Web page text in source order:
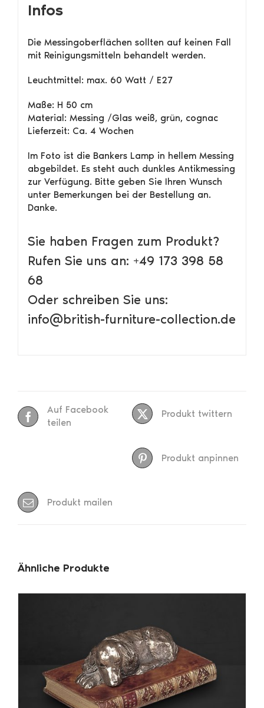
Infos
Die Messingoberflächen sollten auf keinen Fall
mit Reinigungsmitteln behandelt werden.
Leuchtmittel: max. 60 Watt / E27
Maße: H 50 cm
Material: Messing /Glas weiß, grün, cognac
Lieferzeit: Ca. 4 Wochen
Im Foto ist die Bankers Lamp in hellem Messing
abgebildet. Es steht auch dunkles Antikmessing
zur Verfügung. Bitte geben Sie Ihren Wunsch
unter Bemerkungen bei der Bestellung an.
Danke.
Sie haben Fragen zum Produkt?
Rufen Sie uns an: +49 173 398 58
68
Oder schreiben Sie uns:
info@british-furniture-collection.de
Auf Facebook
teilen
Produkt twittern
Produkt anpinnen
Produkt mailen
Ähnliche Produkte